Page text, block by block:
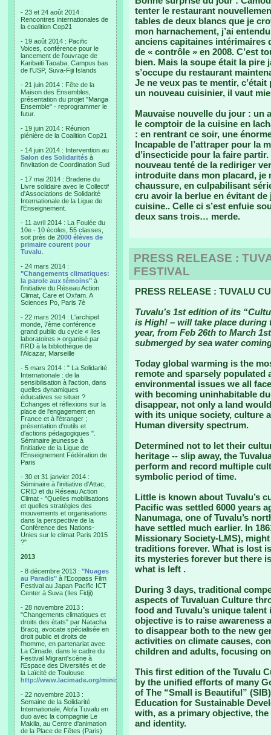
- 23 et 24 août 2014 :
Rencontres internationales de
la coalition Cop21
- 19 août 2014 : Pacific
Voices, conférence pour le
lancement de l'ouvrage de
Karibaiti Taoaba, Campus bas
de l'USP, Suva-Fiji Islands
- 21 juin 2014 : Fête de la
Maison des Ensembles,
présentation du projet "Manga
Ensemble" - reprogrammer le
futur.
- 19 juin 2014 : Réunion
plénière de la Coalition Cop21
- 14 juin 2014 : Intervention au
Salon des Solidarités à
l'invitation de Coordination Sud
- 17 mai 2014 : Braderie du
Livre solidaire avec le Collectif
d'Associations de Solidarité
Internationale de la Ligue de
l'Enseignement.
- 11 avril 2014 : La Foulée du
10e - 10 écoles, 55 classes,
soit près de 2000 élèves de
primaire courent pour
Tuvalu
- 24 mars 2014 :
"Changements climatiques:
la parole aux témoins" à
l'initiative du Réseau Action
Climat, Care et Oxfam. A
Sciences Po, Paris 7è
- 22 mars 2014 : L'archipel
monde, 7ème conférence
grand public du cycle « Iles
laboratoires » organisé par
l'IRD à la bibliothèque de
l’Alcazar, Marseille
- 5 mars 2014 : " La Solidarité
Internationale : de la
sensibilisation à l'action, dans
quelles dynamiques
éducatives se situer ?
Echanges et réflexions sur la
place de l'engagement en
France et à l'étranger ;
présentation d'outils et
d'actions pédagogiques ".
Séminaire jeunesse à
l'initiative de la Ligue de
l'Enseignement Fédération de
Paris
- 30 et 31 janvier 2014 :
Séminaire à l'initiative d'Attac,
CRID et du Réseau Action
Climat - "Quelles mobilisations
et quelles stratégies des
mouvements et organisations
dans la perspective de la
Conférence des Nations-
Unies sur le climat Paris 2015
?"
2013
- 8 décembre 2013 : "Nuages
au Paradis" à l'Ecopass Film
Festival au Japan Pacific ICT
Center à Suva (Iles Fidji)
- 28 novembre 2013 :
"Changements climatiques et
droits des états" par Natacha
Bracq, avocate spécialisée en
droit public et droits de
l'homme, en partenariat avec
La Cimade, dans le cadre du
Festival Migrant'scène à
l'Espace des Diversités et de
la Laïcité de Toulouse.
http://www.lacimade.org/minisites/migrantscene
- 22 novembre 2013 :
Semaine de la Solidarité
Internationale, Alofa Tuvalu en
duo avec la compagnie Le
Makila, au Centre d'animation
de la Place de Fêtes (Paris)
tenter le restaurant
tables de deux blancs que je
mon harnachement, j’ai
anciens capitaines intérimaires
de « contrôle » en 2008. C’est
bien. Mais la soupe était la pire
s’occupe du restaurant
Je ne veux pas te mentir,
un nouveau cuisinier, il vaut
Mauvaise nouvelle du jour : un
le comptoir de la cuisine en
: en rentrant ce soir, une
Incapable de l’attraper pour la
d’insecticide pour la faire
nouveau tenté de la rediriger
introduite dans mon placard, je
chaussure, en culpabilisant
cru avoir la berlue en évitant
cuisine.. Celle ci s’est enfuie
deux sans trois… merde.
PRESS RELEASE :
FESTIVAL
PRESS RELEASE : TUVALU
Tuvalu’s 1st edition of its
is High! – will take place
year, from Feb 26th to March
submerged by sea water
Today global warming is the
remote and sparsely populated
environmental issues we all
with becoming uninhabitable
disappear, not only a land
with its unique society, culture
Human diversity spectrum.
Determined not to let their
heritage -- slip away, the
perform and record multiple
symbolic period of time.
Little is known about Tuvalu’s
Pacific was settled 6000 years
Nanumaga, one of Tuvalu’s
have settled much earlier. In
Missionary Society-LMS),
traditions forever. What is lost
its mysteries forever but there
what is left .
During 3 days, traditional
aspects of Tuvaluan Culture
food and Tuvalu’s unique
objective is to raise awareness
to disappear both to the new
activities on climate causes,
children and adults, focusing
This first edition of the Tuvalu
by the unified efforts of many
of The “Small is Beautiful”
Education for Sustainable
with, as a primary objective,
and identity.